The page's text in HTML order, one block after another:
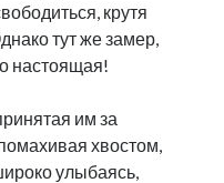
крутя
тут же замер,
настоящая!
им за
хвостом,
улыбаясь,